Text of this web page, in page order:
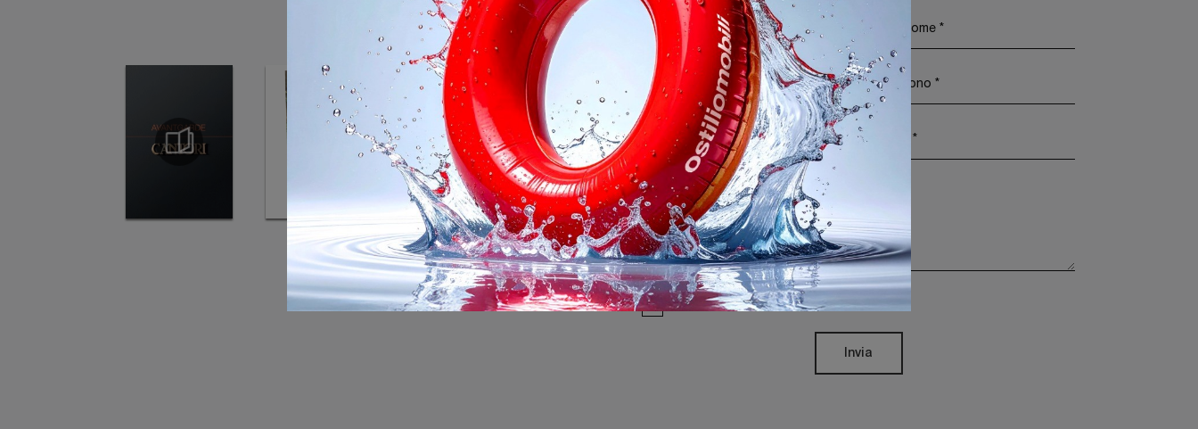
Ho preso visione dellaPrivacy Policy
Invia